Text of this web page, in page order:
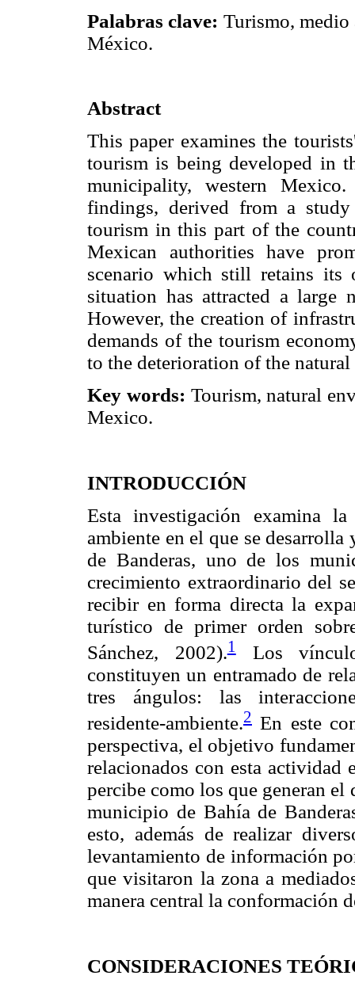
Palabras clave: Turismo, medio
México.
Abstract
This paper examines the
tourism is being developed in
municipality, western
findings, derived from a study
tourism in this part of the
Mexican authorities have
scenario which still retains its
situation has attracted a large
However, the creation of
demands of the tourism
to the deterioration of the
Key words: Tourism, natural
Mexico.
INTRODUCCIÓN
Esta investigación examina
ambiente en el que se
de Banderas, uno de los
crecimiento extraordinario del
recibir en forma directa la
turístico de primer orden
Sánchez, 2002).1Los
constituyen un entramado de
tres ángulos: las
residente-ambiente.2 En este
perspectiva, el objetivo
relacionados con esta actividad
percibe como los que generan
municipio de Bahía de
esto, además de realizar
levantamiento de información
que visitaron la zona a
manera central la conformación
CONSIDERACIONES